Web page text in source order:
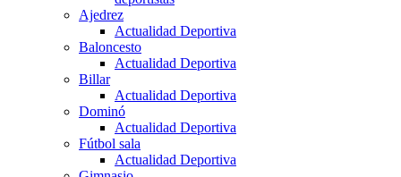
Ajedrez
Actualidad Deportiva
Baloncesto
Actualidad Deportiva
Billar
Actualidad Deportiva
Dominó
Actualidad Deportiva
Fútbol sala
Actualidad Deportiva